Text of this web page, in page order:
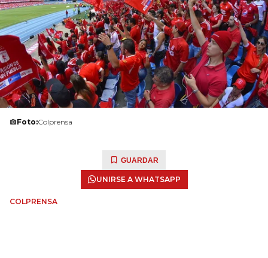
Foto:Colprensa
GUARDAR
UNIRSE A WHATSAPP
COLPRENSA